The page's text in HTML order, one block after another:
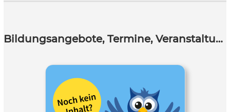
Bildungsangebote, Termine, Veranstaltungen